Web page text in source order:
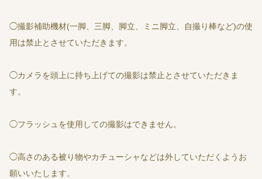
◯撮影補助機材(一脚、三脚、脚立、ミニ脚立、自撮り棒など)の使
用は禁止とさせていただきます。
◯カメラを頭上に持ち上げての撮影は禁止とさせていただきま
す。
◯フラッシュを使用しての撮影はできません。
◯高さのある被り物やカチューシャなどは外していただくようお
願いいたします。